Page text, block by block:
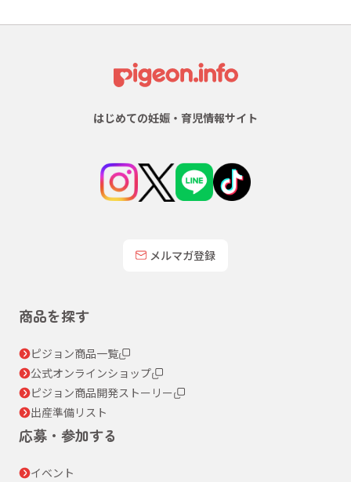
はじめての妊娠・育児情報サイト
メルマガ登録
商品を探す
ピジョン商品一覧
公式オンラインショップ
ピジョン商品開発ストーリー
出産準備リスト
応募・参加する
イベント